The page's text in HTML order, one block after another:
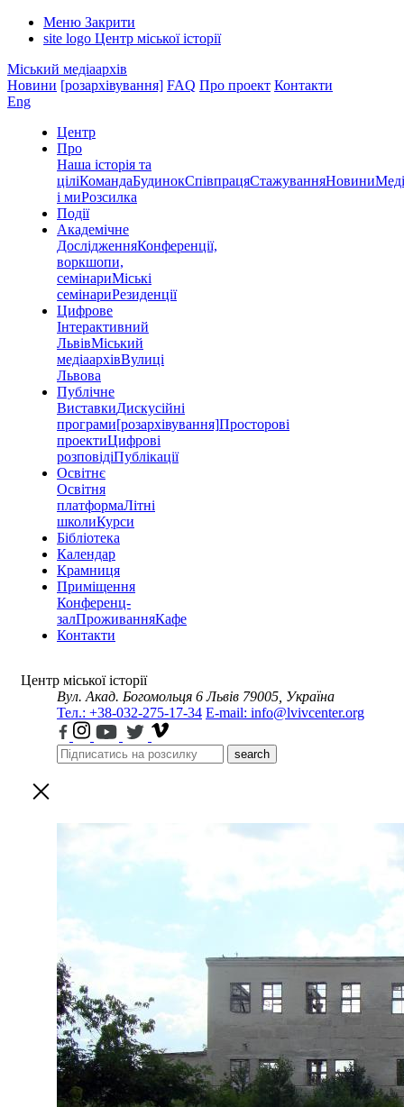
Меню Закрити
site logo Центр міської історії
Міський медіаархів
Новини [розархівування] FAQ Про проект Контакти
Eng
Центр
Про
Наша історія та
ціліКомандаБудинокСпівпрацяСтажуванняНовини
і миРозсилка
Події
Академічне
ДослідженняКонференції,
воркшопи,
семінариМіські
семінариРезиденції
Цифрове
Інтерактивний
ЛьвівМіський
медіаархівВулиці
Львова
Публічне
ВиставкиДискусійні
програми[розархівування]Просторові
проектиЦифрові
розповідіПублікації
Освітнє
Освітня
платформаЛітні
школиКурси
Бібліотека
Календар
Крамниця
Приміщення
Конференц-
залПроживанняКафе
Контакти
Центр міської історії
Вул. Акад. Богомольця 6 Львів 79005, Україна
Тел.: +38-032-275-17-34 E-mail: info@lvivcenter.org
search